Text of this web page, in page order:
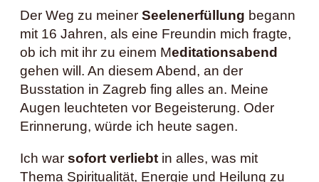
Der Weg zu meiner Seelenerfüllung begann
mit 16 Jahren, als eine Freundin mich fragte,
ob ich mit ihr zu einem Meditationsabend
gehen will. An diesem Abend, an der
Busstation in Zagreb fing alles an. Meine
Augen leuchteten vor Begeisterung. Oder
Erinnerung, würde ich heute sagen.
Ich war sofort verliebt in alles, was mit
Thema Spiritualität, Energie und Heilung zu